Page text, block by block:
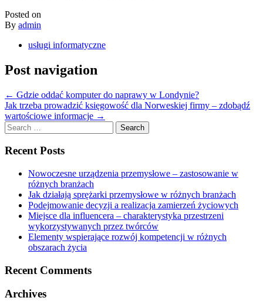
Posted on
By admin
usługi informatyczne
Post navigation
← Gdzie oddać komputer do naprawy w Londynie?
Jak trzeba prowadzić księgowość dla Norweskiej firmy – zdobądź
wartościowe informacje →
Search
for:
Recent Posts
Nowoczesne urządzenia przemysłowe – zastosowanie w
różnych branżach
Jak działają sprężarki przemysłowe w różnych branżach
Podejmowanie decyzji a realizacja zamierzeń życiowych
Miejsce dla influencera – charakterystyka przestrzeni
wykorzystywanych przez twórców
Elementy wspierające rozwój kompetencji w różnych
obszarach życia
Recent Comments
Archives